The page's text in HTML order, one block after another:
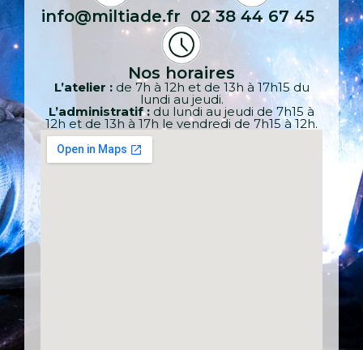
info@miltiade.fr 02 38 44 67 45
Nos horaires
L’atelier :de 7h à 12h et de 13h à 17h15 du
lundi au jeudi.
L’administratif : du lundi au jeudi de 7h15 à
12h et de 13h à 17h le vendredi de 7h15 à 12h.